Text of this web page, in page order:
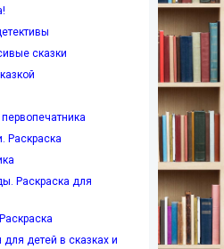
сказки
Раскраска
Раскраска для
детей в сказках и